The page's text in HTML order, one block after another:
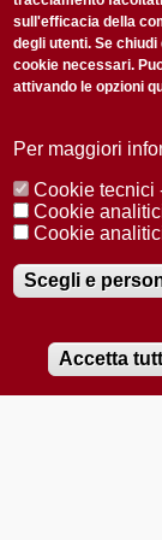
Audio
Accetto la
Redazione
© 2025 Università di
Registrazione
2012
sull'efficacia della
degli utenti. Se
cookie necessari.
attivando le opzioni
Per maggiori
Cookie tecnici
Cookie
Cookie
Scegli e
Accetta